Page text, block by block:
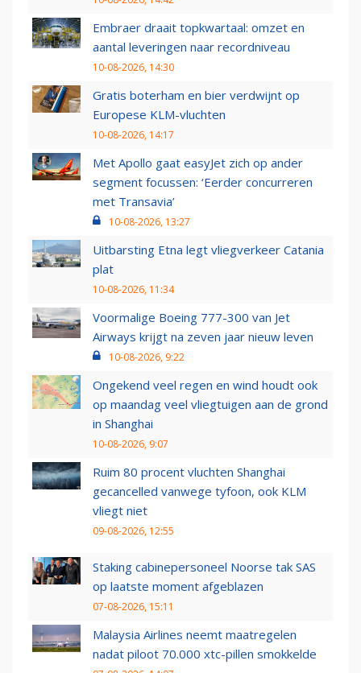
Embraer draait topkwartaal: omzet en
aantal leveringen naar recordniveau
10-08-2026, 14:30
Gratis boterham en bier verdwijnt op
Europese KLM-vluchten
10-08-2026, 14:17
Met Apollo gaat easyJet zich op ander
segment focussen: ‘Eerder concurreren
met Transavia’
10-08-2026, 13:27
Uitbarsting Etna legt vliegverkeer Catania
plat
10-08-2026, 11:34
Voormalige Boeing 777-300 van Jet
Airways krijgt na zeven jaar nieuw leven
10-08-2026, 9:22
Ongekend veel regen en wind houdt ook
op maandag veel vliegtuigen aan de grond
in Shanghai
10-08-2026, 9:07
Ruim 80 procent vluchten Shanghai
gecancelled vanwege tyfoon, ook KLM
vliegt niet
09-08-2026, 12:55
Staking cabinepersoneel Noorse tak SAS
op laatste moment afgeblazen
07-08-2026, 15:11
Malaysia Airlines neemt maatregelen
nadat piloot 70.000 xtc-pillen smokkelde